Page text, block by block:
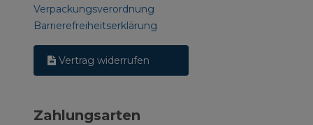
Verpackungsverordnung
Barrierefreiheitserklärung
Vertrag widerrufen
Zahlungsarten